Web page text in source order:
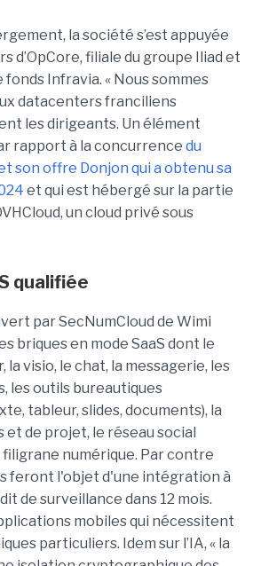
la société s’est appuyée
d’OpCore, filiale du groupe Iliad et
Infravia. « Nous sommes
datacenters franciliens
les dirigeants. Un élément
rapport à la concurrence du
son offre Donjon qui a obtenu sa
et qui est hébergé sur la partie
un cloud privé sous
qualifiée
par SecNumCloud de Wimi
briques en mode SaaS dont le
la visio, le chat, la messagerie, les
les outils bureautiques
tableur, slides, documents), la
et de projet, le réseau social
numérique. Par contre
feront l'objet d'une intégration à
de surveillance dans 12 mois.
mobiles qui nécessitent
particuliers. Idem sur l’IA, « la